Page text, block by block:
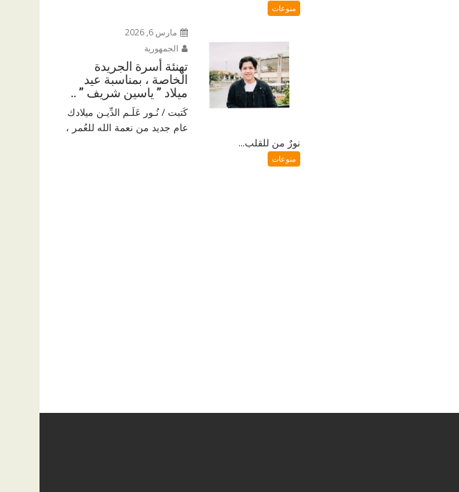
منوعات
مارس 6, 2026
الجمهورية
تهنئة أسرة الجريدة
الخاصة ، بمناسبة عيد
ميلاد ” ياسين شريف ” ..
كَتبت / نُـور عَلَـم الدِّيـن ميلادك
عام جديد من نعمة الله للعُمر ،
نورٌ من للقلب...
منوعات